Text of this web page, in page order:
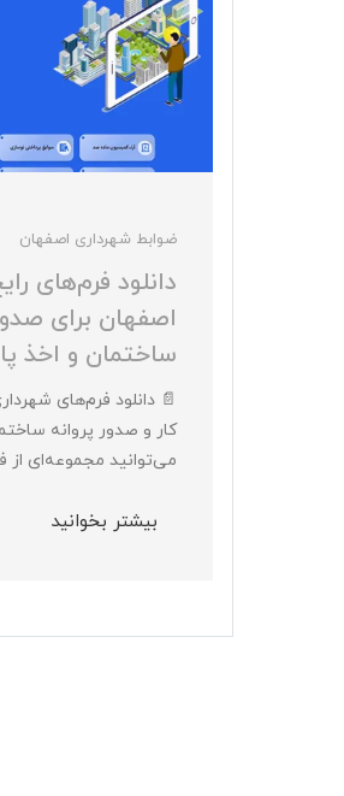
ضوابط شهرداری اصفهان
دانلود فرم‌های
اصفهان برای
ساختمان و اخذ
📄 دانلود فرم‌های
کار و صدور پروانه
می‌توانید مجموعه‌ای از
بیشتر بخوانید